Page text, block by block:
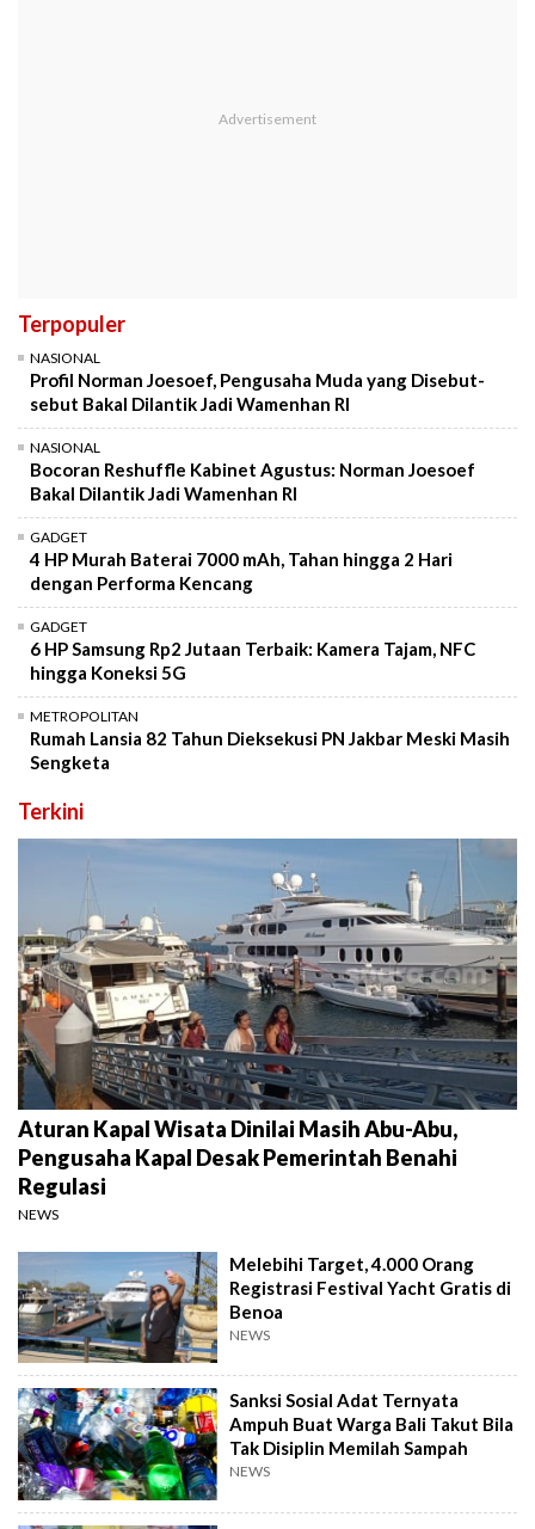
Terpopuler
NASIONAL
Profil Norman Joesoef, Pengusaha Muda yang Disebut-
sebut Bakal Dilantik Jadi Wamenhan RI
NASIONAL
Bocoran Reshuffle Kabinet Agustus: Norman Joesoef
Bakal Dilantik Jadi Wamenhan RI
GADGET
4 HP Murah Baterai 7000 mAh, Tahan hingga 2 Hari
dengan Performa Kencang
GADGET
6 HP Samsung Rp2 Jutaan Terbaik: Kamera Tajam, NFC
hingga Koneksi 5G
METROPOLITAN
Rumah Lansia 82 Tahun Dieksekusi PN Jakbar Meski Masih
Sengketa
Terkini
Aturan Kapal Wisata Dinilai Masih Abu-Abu,
Pengusaha Kapal Desak Pemerintah Benahi
Regulasi
NEWS
Melebihi Target, 4.000 Orang
Registrasi Festival Yacht Gratis di
Benoa
NEWS
Sanksi Sosial Adat Ternyata
Ampuh Buat Warga Bali Takut Bila
Tak Disiplin Memilah Sampah
NEWS